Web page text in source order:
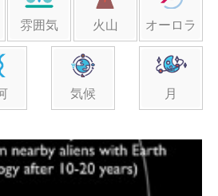
雰囲気 火山 オーロラ
気候 月